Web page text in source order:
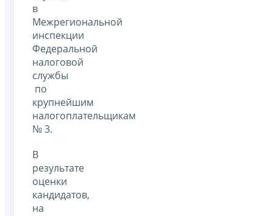
в
Межрегиональной
инспекции
Федеральной
налоговой
службы
по
крупнейшим
налогоплательщикам
№ 3.
В
результате
оценки
кандидатов,
на